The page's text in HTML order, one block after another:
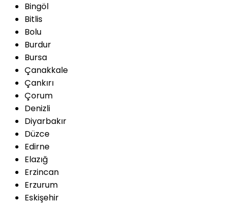
Bingöl
Bitlis
Bolu
Burdur
Bursa
Çanakkale
Çankırı
Çorum
Denizli
Diyarbakır
Düzce
Edirne
Elazığ
Erzincan
Erzurum
Eskişehir